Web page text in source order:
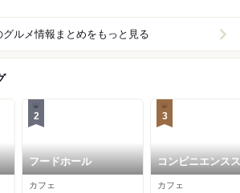
グルメ情報まとめをもっと見る
2
フードホール
カフェ
3
コンビニエンス
高橋
カフェ